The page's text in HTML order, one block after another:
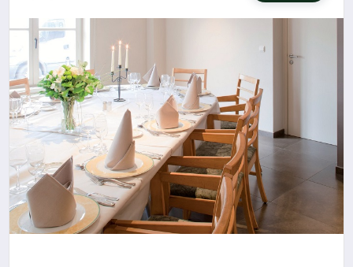
SAĞLIK
EĞITIM